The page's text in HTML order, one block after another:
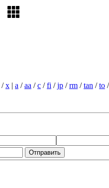
/x | a /aa /c /fi /jp /rm /tan /to /